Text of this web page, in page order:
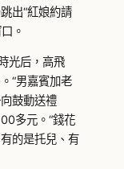
出“紅娘約請
。
光后，高飛
“男嘉賓加老
鼓動送禮
多元。“錢花
的是托兒、有